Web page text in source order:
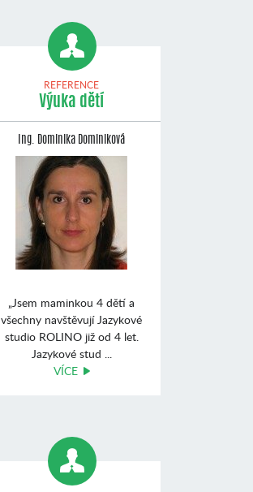
REFERENCE
Výuka dětí
Ing. Dominika Dominiková
„Jsem maminkou 4 dětí a
všechny navštěvují Jazykové
studio ROLINO již od 4 let.
Jazykové stud ...
VÍCE